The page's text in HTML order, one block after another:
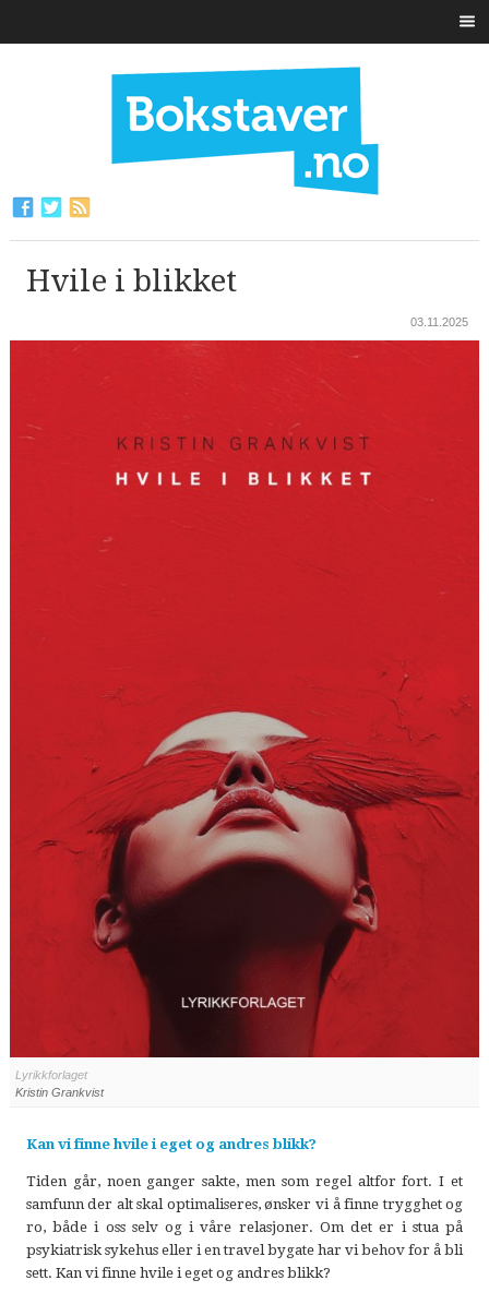
Hvile i blikket
03.11.2025
Lyrikkforlaget
Kristin Grankvist
Kan vi finne hvile i eget og andres blikk?
Tiden går, noen ganger sakte, men som regel altfor fort. I et
samfunn der alt skal optimaliseres, ønsker vi å finne trygghet og
ro, både i oss selv og i våre relasjoner. Om det er i stua på
psykiatrisk sykehus eller i en travel bygate har vi behov for å bli
sett. Kan vi finne hvile i eget og andres blikk?